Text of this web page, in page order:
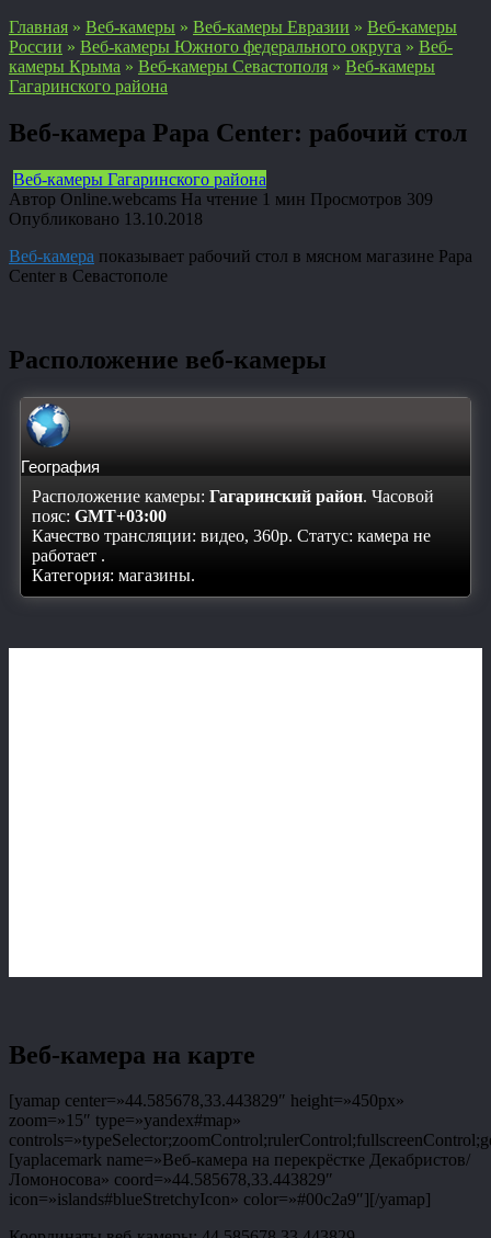
Главная » Веб-камеры » Веб-камеры Евразии » Веб-камеры
России » Веб-камеры Южного федерального округа » Веб-
камеры Крыма » Веб-камеры Севастополя » Веб-камеры
Гагаринского района
Веб-камера Papa Center: рабочий стол
Веб-камеры Гагаринского района
Автор Online.webcams На чтение 1 мин Просмотров 309
Опубликовано 13.10.2018
Веб-камера показывает рабочий стол в мясном магазине Papa
Center в Севастополе
Расположение веб-камеры
География
Расположение камеры: Гагаринский район. Часовой
пояс: GMT+03:00
Качество трансляции: видео, 360p. Статус: камера не
работает .
Категория: магазины.
Веб-камера на карте
[yamap center=»44.585678,33.443829″ height=»450px»
zoom=»15″ type=»yandex#map»
[yaplacemark name=»Веб-камера на перекрёстке Декабристов/
Ломоносова» coord=»44.585678,33.443829″
icon=»islands#blueStretchyIcon» color=»#00c2a9″][/yamap]